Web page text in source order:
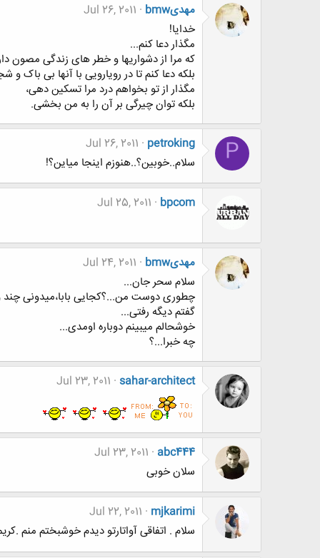
مهدیbmw
Jul 26, 2011
خدایا!
مگذار دعا کنم...
که مرا از دشواریها و خطر های زندگی مصون
بلکه دعا کنم تا در رویارویی با آنها بی باک و
مگذار از تو بخواهم درد مرا تسکین دهی،
بلکه توان چیرگی بر آن را به من بخشی.
P
petroking
Jul 26, 2011
سلام..خوبین؟..هنوزم اینجا میاین؟!
bpcom
Jul 25, 2011
مهدیbmw
Jul 24, 2011
سلام سحر جان...
چطوری دوست من...؟کجایی بابا،میدونی چند
گفتم دیگه رفتی...
خوشحالم میبینم دوباره اومدی...
چه خبرا...؟
sahar-architect
Jul 23, 2011
abc444
Jul 23, 2011
سلان خوبی
mjkarimi
Jul 22, 2011
سلام . اتفاقی آواتارتو دیدم خوشبختم منم